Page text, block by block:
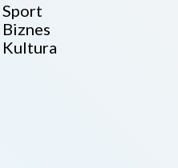
Sport
Biznes
Kultura